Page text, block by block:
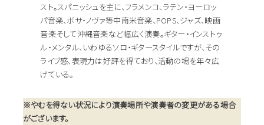
スト。スパニッシュを主に、フラメンコ、ラテン・ヨーロッ
パ音楽、ボサ・ノヴァ等中南米音楽、POPS、ジャズ、映画
音楽そして沖縄音楽など幅広く演奏。ギター・インストゥ
ル・メンタル、いわゆるソロ・ギタースタイルですが、その
ライブ感、表現力は好評を得ており、活動の場を年々広
げている。
※やむを得ない状況により演奏場所や演奏者の変更がある場合
がございます。